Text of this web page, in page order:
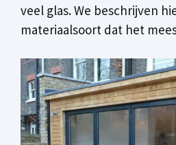
veel glas. We beschrijven
materiaalsoort dat het